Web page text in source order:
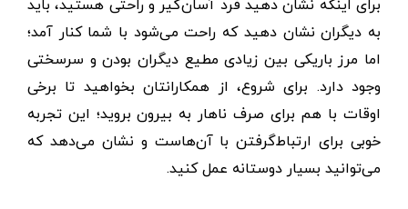
به دیگران نشان دهید که راحت می‌شود با شما کنار آمد؛
اما مرز باریکی بین زیادی مطیع دیگران بودن و سرسختی
وجود دارد. برای شروع، از همکارانتان بخواهید تا برخی
‌اوقات با هم برای صرف ناهار به بیرون بروید؛ این تجربه
خوبی برای ارتباط‌گرفتن با آن‌هاست و نشان می‌دهد که
می‌توانید بسیار دوستانه عمل کنید.